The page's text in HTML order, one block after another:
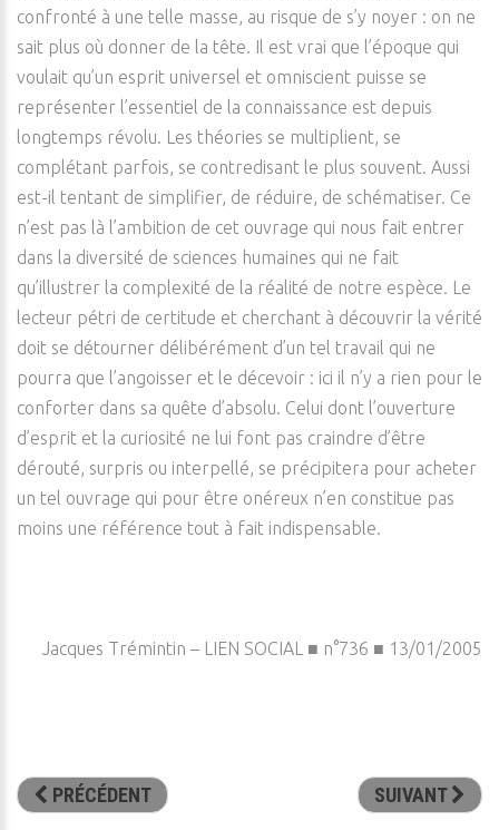
confronté à une telle masse, au risque de s’y noyer : on ne
sait plus où donner de la tête. Il est vrai que l’époque qui
voulait qu’un esprit universel et omniscient puisse se
représenter l’essentiel de la connaissance est depuis
longtemps révolu. Les théories se multiplient, se
complétant parfois, se contredisant le plus souvent. Aussi
est-il tentant de simplifier, de réduire, de schématiser. Ce
n’est pas là l’ambition de cet ouvrage qui nous fait entrer
dans la diversité de sciences humaines qui ne fait
qu’illustrer la complexité de la réalité de notre espèce. Le
lecteur pétri de certitude et cherchant à découvrir la vérité
doit se détourner délibérément d’un tel travail qui ne
pourra que l’angoisser et le décevoir : ici il n’y a rien pour le
conforter dans sa quête d’absolu. Celui dont l’ouverture
d’esprit et la curiosité ne lui font pas craindre d’être
dérouté, surpris ou interpellé, se précipitera pour acheter
un tel ouvrage qui pour être onéreux n’en constitue pas
moins une référence tout à fait indispensable.
Jacques Trémintin – LIEN SOCIAL ■ n°736 ■ 13/01/2005
PRÉCÉDENT SUIVANT